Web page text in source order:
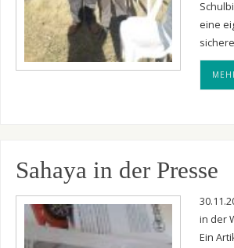
eine
Sahaya in der Presse
in der
Ein